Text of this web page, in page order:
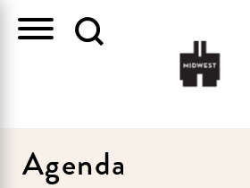
Agenda